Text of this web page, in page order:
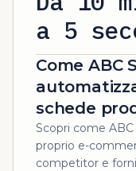
a 5
Come ABC
schede
Scopri come
proprio e-
competitor e